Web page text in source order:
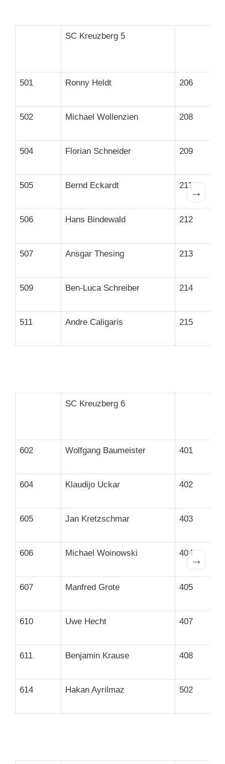
SC Kreuzberg 5
501 Ronny Heldt 206
502 Michael Wollenzien 208
504 Florian Schneider 209
505 Bernd Eckardt 211
506 Hans Bindewald 212
507 Ansgar Thesing 213
509 Ben-Luca Schreiber 214
511 Andre Caligaris 215
→
SC Kreuzberg 6
602 Wolfgang Baumeister 401
604 Klaudijo Uckar 402
605 Jan Kretzschmar 403
606 Michael Woinowski 404
607 Manfred Grote 405
610 Uwe Hecht 407
611 Benjamin Krause 408
614 Hakan Ayrilmaz 502
→